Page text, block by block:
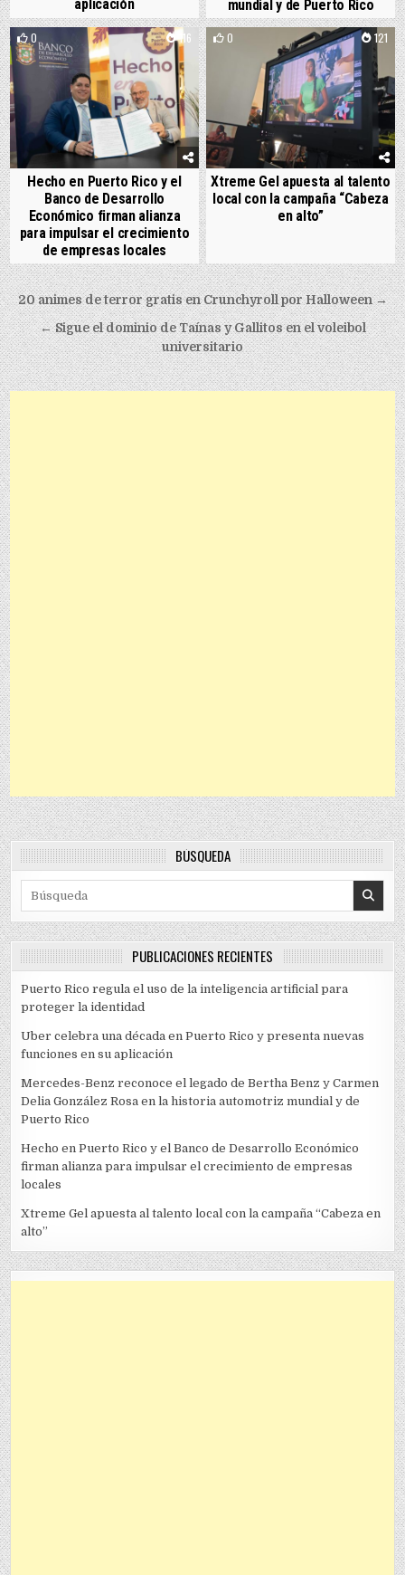
aplicación mundial y de Puerto Rico
0 116
Hecho en Puerto Rico y el
Banco de Desarrollo
Económico firman alianza
para impulsar el crecimiento
de empresas locales
0 121
Xtreme Gel apuesta al talento
local con la campaña “Cabeza
en alto”
Post navigation
20 animes de terror gratis en Crunchyroll por Halloween →
← Sigue el dominio de Taínas y Gallitos en el voleibol
universitario
BÚSQUEDA
PUBLICACIONES RECIENTES
Puerto Rico regula el uso de la inteligencia artificial para
proteger la identidad
Uber celebra una década en Puerto Rico y presenta nuevas
funciones en su aplicación
Mercedes-Benz reconoce el legado de Bertha Benz y Carmen
Delia González Rosa en la historia automotriz mundial y de
Puerto Rico
Hecho en Puerto Rico y el Banco de Desarrollo Económico
firman alianza para impulsar el crecimiento de empresas
locales
Xtreme Gel apuesta al talento local con la campaña “Cabeza en
alto”